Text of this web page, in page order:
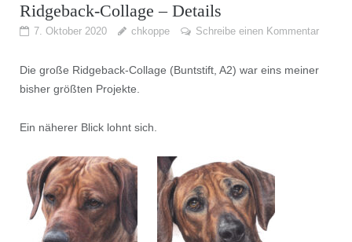
Ridgeback-Collage – Details
7. Oktober 2020 chkoppe Schreibe einen Kommentar
Die große Ridgeback-Collage (Buntstift, A2) war eins meiner
bisher größten Projekte.
Ein näherer Blick lohnt sich.